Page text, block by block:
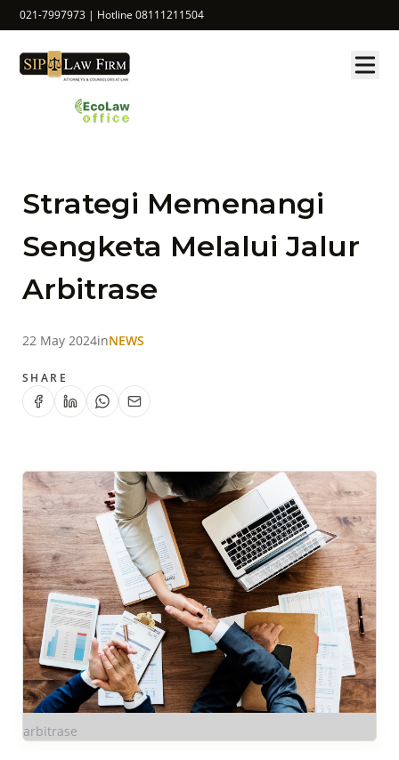
021-7997973 | Hotline 08111211504
Strategi Memenangi
Sengketa Melalui Jalur
Arbitrase
22 May 2024inNEWS
SHARE
arbitrase